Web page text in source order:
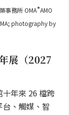
事務所 OMA*AMO
photography by
展（2027
年來 26 檔跨
、觸媒、智